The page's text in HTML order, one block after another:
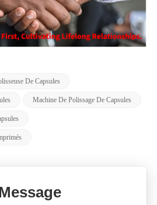
De Capsules
Machine De Polissage De Capsules